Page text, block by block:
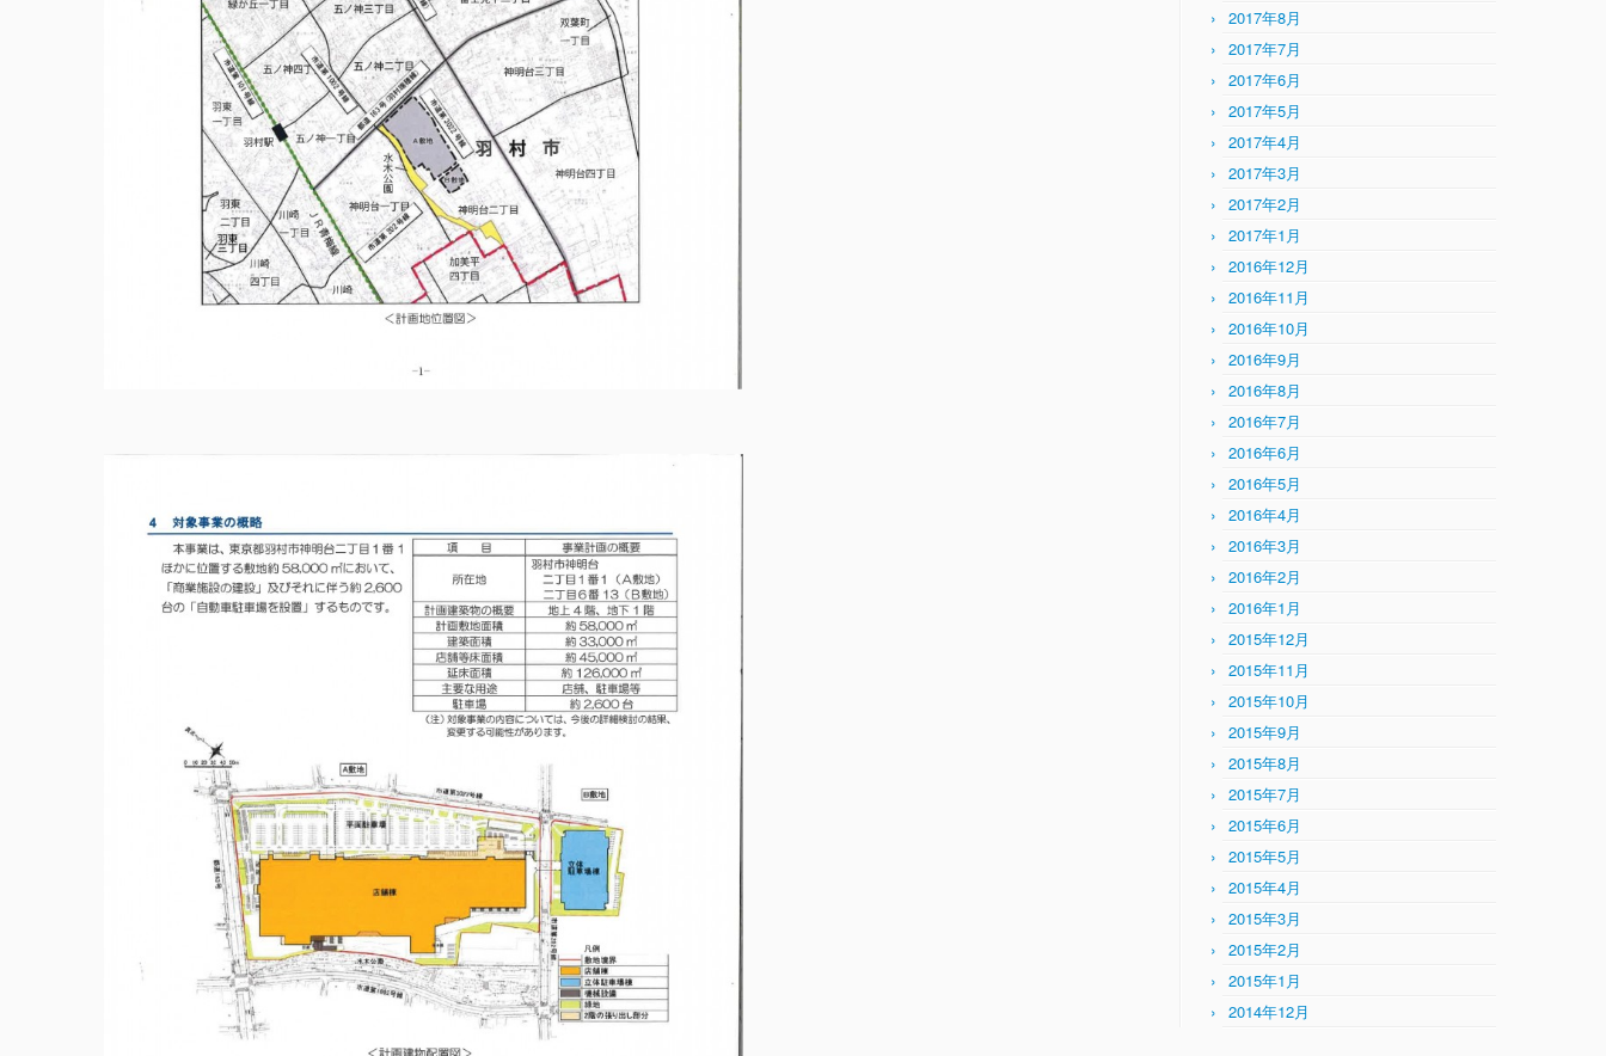
2017年8月
2017年7月
2017年6月
2017年5月
2017年4月
2017年3月
2017年2月
2017年1月
2016年12月
2016年11月
2016年10月
2016年9月
2016年8月
2016年7月
2016年6月
2016年5月
2016年4月
2016年3月
2016年2月
2016年1月
2015年12月
2015年11月
2015年10月
2015年9月
2015年8月
2015年7月
2015年6月
2015年5月
2015年4月
2015年3月
2015年2月
2015年1月
2014年12月